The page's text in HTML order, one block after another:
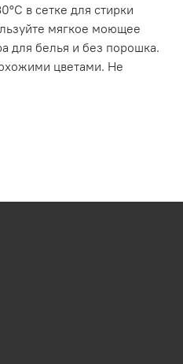
в сетке для стирки
мягкое моющее
для белья и без порошка.
цветами. Не